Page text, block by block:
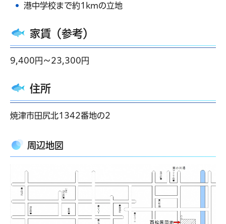
港中学校まで約1kmの立地
家賃（参考）
9,400円～23,300円
住所
焼津市田尻北1342番地の2
周辺地図